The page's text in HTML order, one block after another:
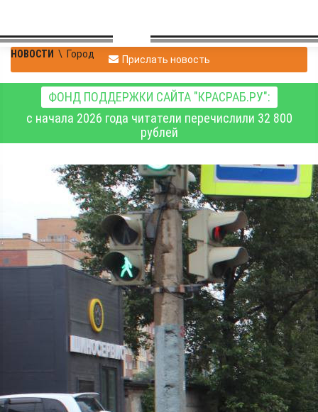
НОВОСТИ \ Город Прислать новость
ФОНД ПОДДЕРЖКИ САЙТА "КРАСРАБ.РУ":
с начала 2026 года читатели перечислили 32 800
рублей
В Красноярске начались
работы по расширению
улицы Волжской
26.08.2022 18:101889